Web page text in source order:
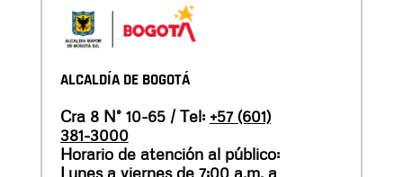
ALCALDÍA DE BOGOTÁ
Cra 8 N° 10-65 / Tel: +57 (601)
381-3000
Horario de atención al público:
Lunes a viernes de 7:00 a.m. a